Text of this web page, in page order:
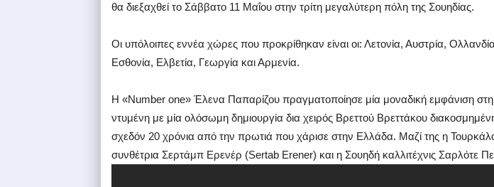
θα διεξαχθεί το Σάββατο 11 Μαΐου στην τρίτη μεγαλύτερη πόλη της Σουηδίας.
Οι υπόλοιπες εννέα χώρες που προκρίθηκαν είναι οι: Λετονία, Αυστρία,
Εσθονία, Ελβετία, Γεωργία και Αρμενία.
H «Number one» Έλενα Παπαρίζου πραγματοποίησε μία μοναδική εμφάνιση
ντυμένη με μία ολόσωμη δημιουργία δια χειρός Βρεττού Βρεττάκου
σχεδόν 20 χρόνια από την πρωτιά που χάρισε στην Ελλάδα. Μαζί της η
συνθέτρια Σερτάμπ Ερενέρ (Sertab Erener) και η Σουηδή καλλιτέχνις Σαρλότε